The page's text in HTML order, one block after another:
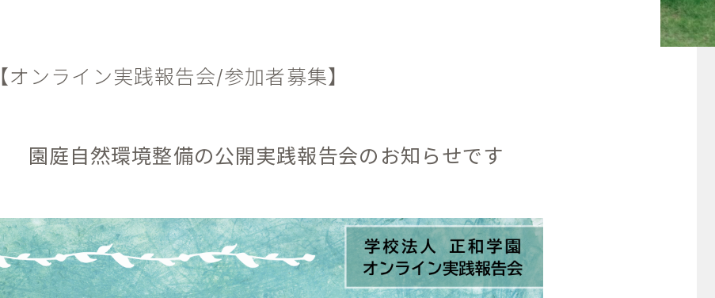
【オンライン実践報告会/参加者募集】
園庭自然環境整備の公開実践報告会のお知らせです